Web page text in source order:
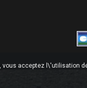
vous acceptez l\'utilisation